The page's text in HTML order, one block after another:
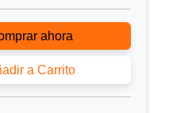
ahora
a Carrito